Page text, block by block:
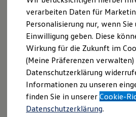
Familienautos
Kombis
Kompaktwagen
Sportwagen
Schnell verfügbare Fahrzeuge
Angebote und Produkte
Aktuelle Angebote
E-Auto-Förderung
Volkswagen Marktplatz
Die ENERGY
Junge Gebrauchtwagen
Volkswagen
Elektromobilität bei
Automobile
verarbeiten Daten für
Personalisierung nur, wenn Sie
Einwilligung geben. Diese
Wirkung für die Zukunft im
(Meine Präferenzen verwalten)
Datenschutzerklärung
Informationen zu unseren
finden Sie in unsererCookie-
Datenschutzerklärung.